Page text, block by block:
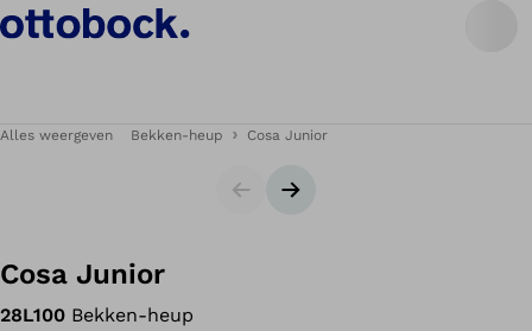
Alles weergeven Bekken-heup Cosa Junior
SlidesVolgende slide
Cosa Junior
28L100 Bekken-heup